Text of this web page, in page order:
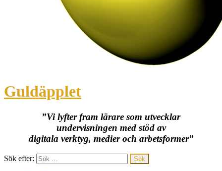
Guldäpplet
”Vi lyfter fram lärare som utvecklar
undervisningen med stöd av
digitala verktyg, medier och arbetsformer”
Sök efter: